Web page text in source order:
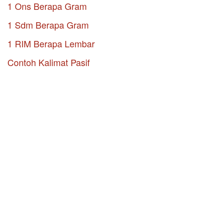
1 Ons Berapa Gram
1 Sdm Berapa Gram
1 RIM Berapa Lembar
Contoh Kalimat Pasif